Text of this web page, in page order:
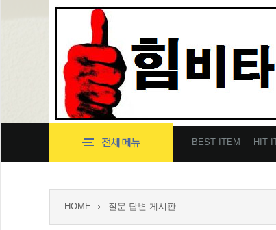
BEST ITEM HIT
HOME 질문 답변 게시판